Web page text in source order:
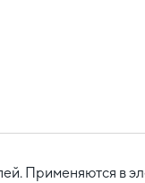
Применяются в